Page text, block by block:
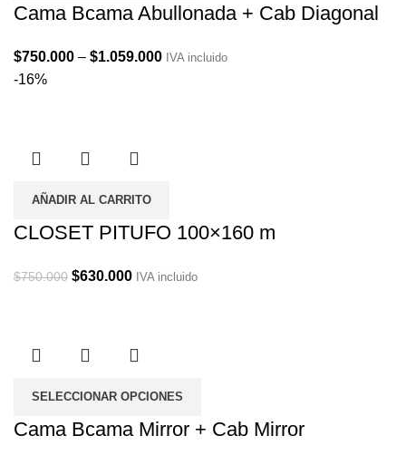
Cama Bcama Abullonada + Cab Diagonal
$750.000 – $1.059.000Price
IVA incluido
-16%
AÑADIR AL CARRITO
CLOSET PITUFO 100×160 m
$750.000 Original
$630.000Current
IVA incluido
SELECCIONAR OPCIONES
Cama Bcama Mirror + Cab Mirror